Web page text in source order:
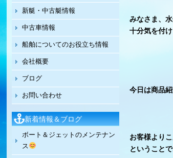
みなさま、
十分気を付
今日は商品
お客様より
ということ
新艇・中古艇情報
中古車情報
船舶についてのお役立ち情報
会社概要
ブログ
お問い合わせ
新着情報＆ブログ
ボート＆ジェットのメンテナン
ス